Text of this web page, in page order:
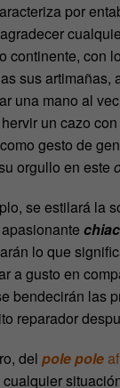
por
continente, con
sus artimañas,
una mano al
un cazo
gesto de
orgullo en este
se estilará la
lo que
a gusto en
bendecirán las
reparador
del pole pole